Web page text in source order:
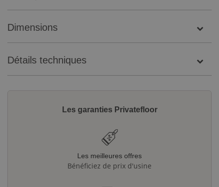
Dimensions
Détails techniques
Les garanties Privatefloor
Les meilleures offres
Bénéficiez de prix d'usine